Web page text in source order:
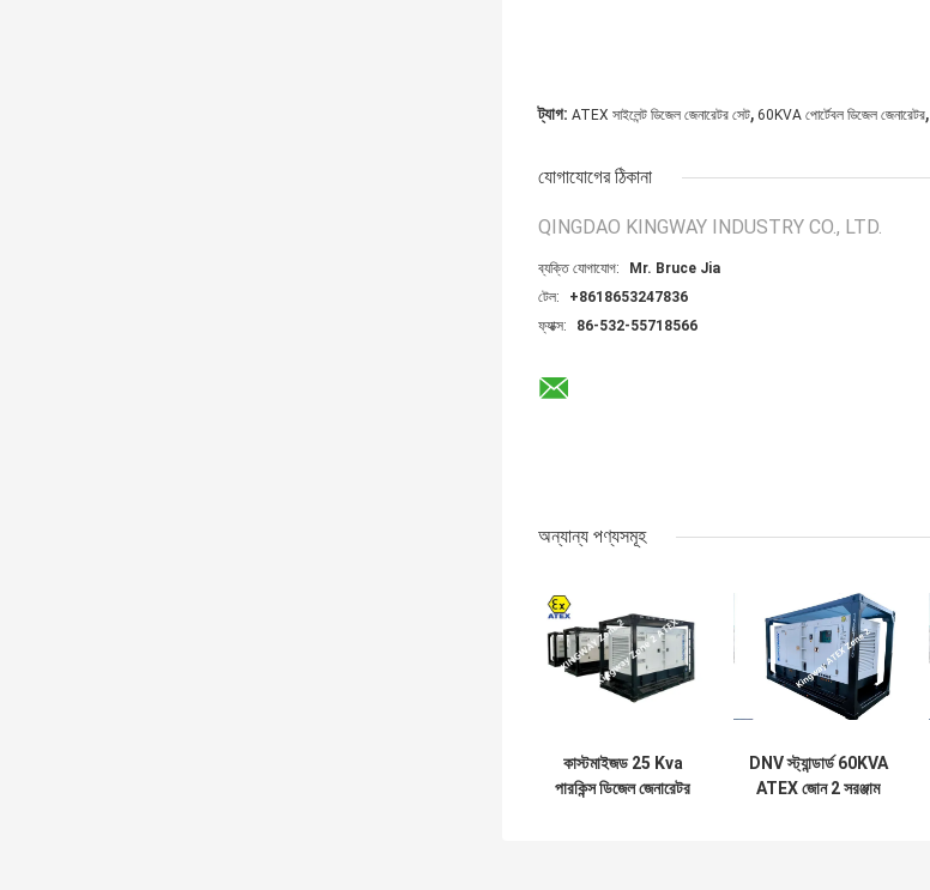
ট্যাগ: ATEX সাইলেন্ট ডিজেল জেনারেটর সেট, 60KVA পোর্টেবল ডিজেল জেনারেটর,
যোগাযোগের ঠিকানা
QINGDAO KINGWAY INDUSTRY CO., LTD.
ব্যক্তি যোগাযোগ:
Mr. Bruce Jia
টেল:
+8618653247836
ফ্যাক্স:
86-532-55718566
অন্যান্য পণ্যসমূহ
কাস্টমাইজড 25 Kva
পারকিন্স ডিজেল জেনারেটর
DNV স্ট্যান্ডার্ড 60KVA
ATEX জোন 2 সরঞ্জাম